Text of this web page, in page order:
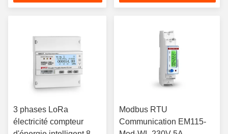
3 phases LoRa
électricité compteur
Modbus RTU
Communication EM115-